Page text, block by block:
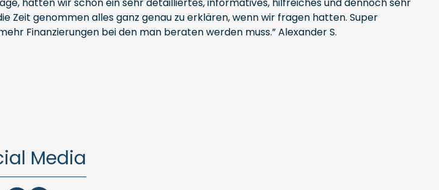
Zeit genommen alles ganz genau zu erklären, wenn wir fragen hatten. Super
Finanzierungen bei den man beraten werden muss.” Alexander S.
Media